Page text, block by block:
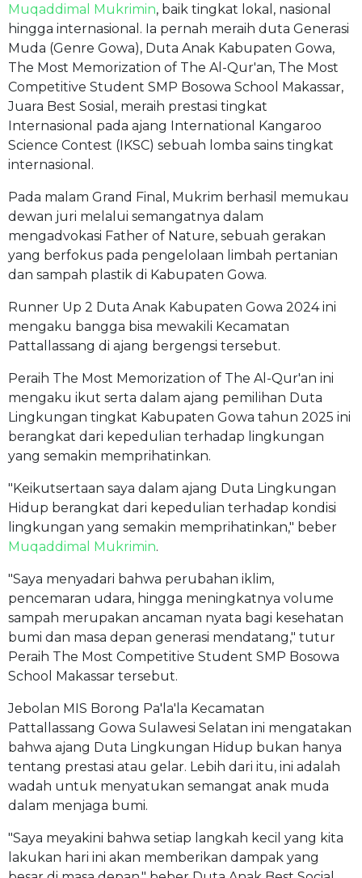
Muqaddimal Mukrimin, baik tingkat lokal, nasional
hingga internasional. Ia pernah meraih duta Generasi
Muda (Genre Gowa), Duta Anak Kabupaten Gowa,
The Most Memorization of The Al-Qur'an, The Most
Competitive Student SMP Bosowa School Makassar,
Juara Best Sosial, meraih prestasi tingkat
Internasional pada ajang International Kangaroo
Science Contest (IKSC) sebuah lomba sains tingkat
internasional.
Pada malam Grand Final, Mukrim berhasil memukau
dewan juri melalui semangatnya dalam
mengadvokasi Father of Nature, sebuah gerakan
yang berfokus pada pengelolaan limbah pertanian
dan sampah plastik di Kabupaten Gowa.
Runner Up 2 Duta Anak Kabupaten Gowa 2024 ini
mengaku bangga bisa mewakili Kecamatan
Pattallassang di ajang bergengsi tersebut.
Peraih The Most Memorization of The Al-Qur'an ini
mengaku ikut serta dalam ajang pemilihan Duta
Lingkungan tingkat Kabupaten Gowa tahun 2025 ini
berangkat dari kepedulian terhadap lingkungan
yang semakin memprihatinkan.
"Keikutsertaan saya dalam ajang Duta Lingkungan
Hidup berangkat dari kepedulian terhadap kondisi
lingkungan yang semakin memprihatinkan," beber
Muqaddimal Mukrimin.
"Saya menyadari bahwa perubahan iklim,
pencemaran udara, hingga meningkatnya volume
sampah merupakan ancaman nyata bagi kesehatan
bumi dan masa depan generasi mendatang," tutur
Peraih The Most Competitive Student SMP Bosowa
School Makassar tersebut.
Jebolan MIS Borong Pa'la'la Kecamatan
Pattallassang Gowa Sulawesi Selatan ini mengatakan
bahwa ajang Duta Lingkungan Hidup bukan hanya
tentang prestasi atau gelar. Lebih dari itu, ini adalah
wadah untuk menyatukan semangat anak muda
dalam menjaga bumi.
"Saya meyakini bahwa setiap langkah kecil yang kita
lakukan hari ini akan memberikan dampak yang